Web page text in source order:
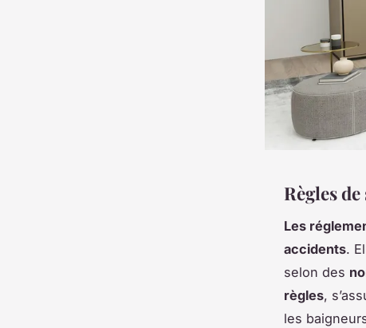
Règles
Les
accidents.
selon des
règles,
les